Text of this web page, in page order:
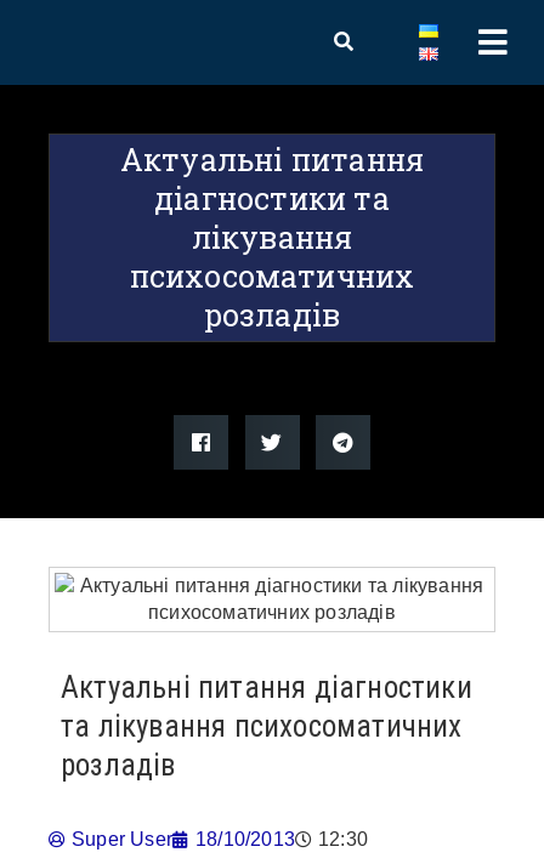
Актуальні питання
діагностики та
лікування
психосоматичних
розладів
Актуальні питання діагностики
та лікування психосоматичних
розладів
Super User 18/10/2013 12:30